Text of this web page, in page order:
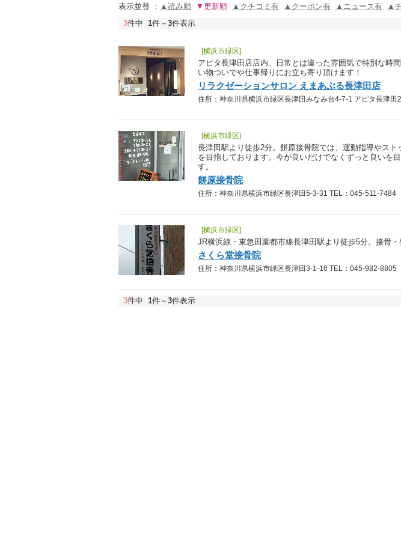
表示並替 ： ▲読み順 ▼更新順 ▲クチコミ有 ▲クーポン有 ▲ニュース有
▲
3件中 1件～ 3件表示
[横浜市緑区]
アピタ長津田店店内、日常とは違った雰囲気で特別な時
い物ついでや仕事帰りにお立ち寄り頂けます！
リラクゼーションサロン えまあぶる長津田店
住所：神奈川県横浜市緑区長津田みなみ台4-7-1 アピタ長津
[横浜市緑区]
長津田駅より徒歩2分。餅原接骨院では、運動指導やスト
を目指しております。今が良いだけでなくずっと良いを
す。
餅原接骨院
住所：神奈川県横浜市緑区長津田5-3-31 TEL：045-511-7484
[横浜市緑区]
JR横浜線・東急田園都市線長津田駅より徒歩5分。接骨・
さくら堂接骨院
住所：神奈川県横浜市緑区長津田3-1-16 TEL：045-982-8805
3件中 1件～ 3件表示